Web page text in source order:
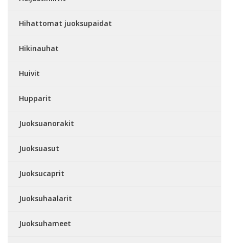
Hihattomat juoksupaidat
Hikinauhat
Huivit
Hupparit
Juoksuanorakit
Juoksuasut
Juoksucaprit
Juoksuhaalarit
Juoksuhameet